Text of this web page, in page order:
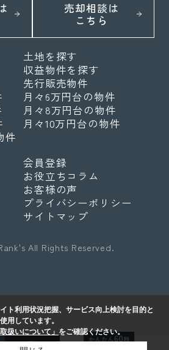
売却相談は
こちら
土地を探す
収益物件を探す
先行販売物件
月々6万円台の物件
月々8万円台の物件
月々10万円台の物件
件
会員登録
お役立ちコラム
お客様の声
プライバシーポリシー
サイトマップ
All Rights Reserved.
ト利用状況把握、サービス向上検討を目的と
用しています。
扱いについて」 をご確認ください。